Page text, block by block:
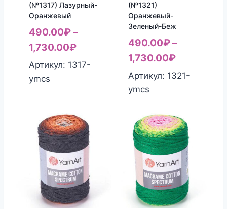
(№1317) Лазурный-
Оранжевый
490.00₽–
1,730.00₽
Артикул: 1317-
ymcs
(№1321)
Оранжевый-
Зеленый-Беж
490.00₽–
1,730.00₽
Артикул: 1321-
ymcs